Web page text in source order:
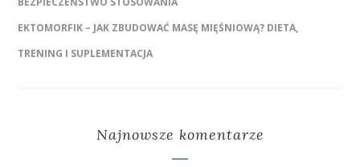
EKTOMORFIK – JAK ZBUDOWAĆ MASĘ MIĘŚNIOWĄ? DIETA,
TRENING I SUPLEMENTACJA
Najnowsze komentarze